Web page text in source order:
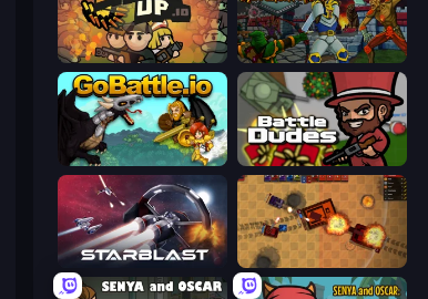
Shootup.io Adversator
GoBattle.io BattleDudes.io
StarBlast Tanko.io